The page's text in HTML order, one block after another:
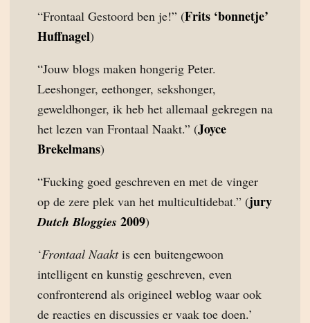
“Frontaal Gestoord ben je!” (Frits ‘bonnetje’
Huffnagel)
“Jouw blogs maken hongerig Peter.
Leeshonger, eethonger, sekshonger,
geweldhonger, ik heb het allemaal gekregen na
het lezen van Frontaal Naakt.” (Joyce
Brekelmans)
“Fucking goed geschreven en met de vinger
op de zere plek van het multicultidebat.” (jury
Dutch Bloggies 2009)
‘Frontaal Naaktis een buitengewoon
intelligent en kunstig geschreven, even
confronterend als origineel weblog waar ook
de reacties en discussies er vaak toe doen.’